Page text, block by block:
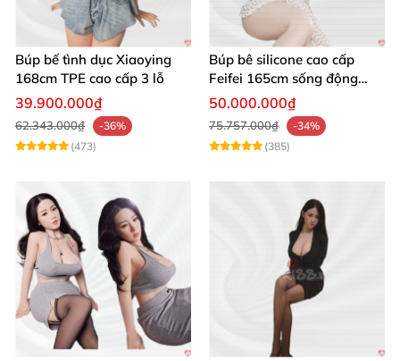
Búp bế tình dục Xiaoying
168cm TPE cao cấp 3 lỗ
39.900.000₫
62.343.000₫
-36%
(473)
Búp bê silicone cao cấp
Feifei 165cm sống động
chân thật ghê
50.000.000₫
75.757.000₫
-34%
(385)